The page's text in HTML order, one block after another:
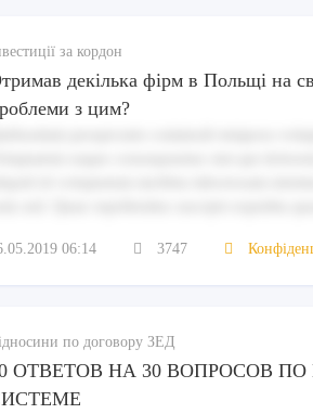
за кордон
декілька фірм в Польщі на
з цим?
06:14 3747
по договору ЗЕД
ОТВЕТОВ НА 30 ВОПРОСОВ